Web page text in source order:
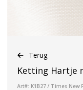
Terug
Ketting Hartje
Art#: K1B27 / Times New